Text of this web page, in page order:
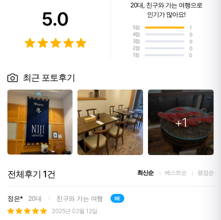
5.0
20대, 친구와 가는 여행으로
인기가 많아요!
5점
1
4점
0
3점
0
2점
0
1점
0
최근 포토후기
+1
전체후기 1건 최신순 베스트순 평점순
정은* 20대 친구와 가는 여행 RE
2025년 02월 12일